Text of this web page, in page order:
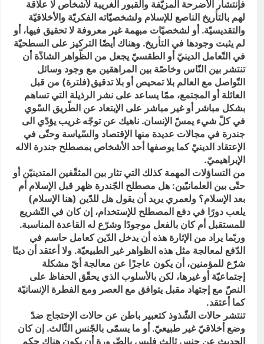
فإنتشار الأضرحة المزيّفة والقبور الغريبة لأشخاص لا علاقة
لهم بالتأريخ الناصع للإسلام ولشخصيّاته الفكريّة والأخلاقيّة
والتقديسيّة. أو لشخصيّات مبهمة غير معروفة لا تحقيق فيها، أو
لم يثبت وجودها في التأريخ. وهناك أيضًا التركيز على السطحيّة
في التّعامل الدينيّ أو الطقسيّ يجعل من الظّواهر الشاذّة أن
تنتشر بين النّاس وخاصّة بين المراهقين مع وجود وسائل
التّواصل مع العالم بلا تمحيص أو بلا تدقيق(فلترة) من قبل
العائلة أو المجتمع، ممّا يساعد على نشر الرذيلة التي تساهم
بشكل مباشر أو غير مباشر على الإبتعاد عن الطّريق السّوي
في كلّ شيء يمسّ الإنسان. ناهيك عن توجّه غريب يؤدّي الى
جندرة في مجالات عديدة منها الإقتصاد والسّياسة وحتّى في
الإعتقاد الدينيّ كما يوصفها أحد الأشخاص بمصطلح جندرة الاله
الإبراهيميّ.
من التساؤلات المهمة كذلك التي تثار بين المثقّفين المتدينيّن أو
حتّى بين العلمانيّين: هل مصطلح الجّندرة ظهر قبل الإسلام أم
بعد الإسلام؟ ولعمري يريد أن يقول هل للدّين (هنا الإسلام)
يلعب دورًا في دفع المصطلح للإستخدام، إن كان في التّشريع
للمستقبل أم كان بالفعل موجودًا وشرّع له القاعدة المناسبة.
وربّما يراد من الإثارة هذه أن يدخل الدّين كعامل حاسم في
الدّفع لمعالجة مثل هذه الظواهر غير الطبيعيّة. ولا أعتقد أن دينًا
شرّع للمؤمنين، أن يكون عاجزًا عن معالجة أيّ مشكلة
إجتماعيّة أو غيرها، لكن بالأسلوب الذي يحقّق الحفاظ على
النصّ مع إجتهاد مقبل يتوافق مع العصر ومع الفطرة الإنسانيّة
كما أعتقد.
تنتشر حالات الشّذوذ كتعبير باطن عن حالات الإحتجاج ضدّ
وضع أخلاقيّ غير طبيعيّ. أو ما يسمّى بالجّنس الثّالث. إن كان
الحديث عن جنس ثالث فليس بالضّرورة أن يكون هناك حكم